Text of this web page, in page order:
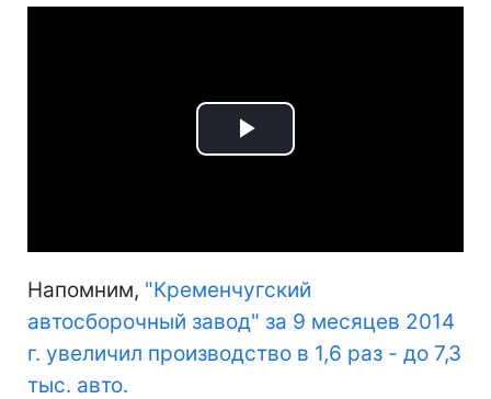
Play
Напомним, "Кременчугский
автосборочный завод" за 9 месяцев 2014
г. увеличил производство в 1,6 раз - до 7,3
тыс. авто.